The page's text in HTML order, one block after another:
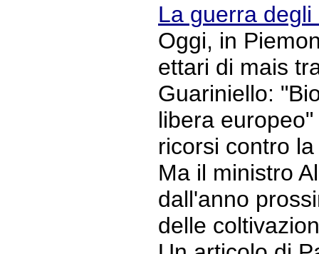
La guerra degli
Oggi, in
ettari di mais
Guariniello:
libera
ricorsi contro
Ma il ministro
dall'anno
delle